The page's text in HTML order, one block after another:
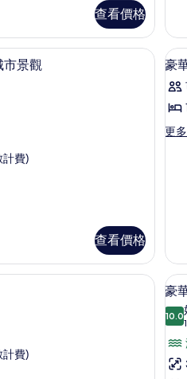
查看價格
的
所
有
相
2
的
情
49-吋 LCD 液晶電視、有線頻道、電視、
市景觀
計費)
查看價格
顯
示
豪
套
雙
人
床
的
所
4
豪
更
更
大
雙
人
詳
情
高級寢具、迷你吧、客房內保險箱、書桌
計費)
顯
示
豪
華
客
5
豪
10.0